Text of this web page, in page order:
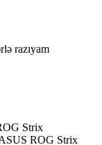
razıyam
Strix
ROG Strix